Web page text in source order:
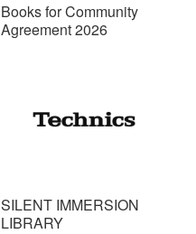
Books for Community
Agreement 2026
SILENT IMMERSION
LIBRARY